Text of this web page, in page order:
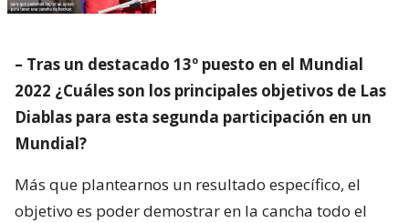
– Tras un destacado 13º puesto en el Mundial
2022 ¿Cuáles son los principales objetivos de Las
Diablas para esta segunda participación en un
Mundial?
Más que plantearnos un resultado específico, el
objetivo es poder demostrar en la cancha todo el